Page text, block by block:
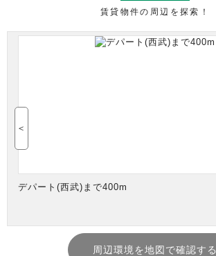
賃貸物件の周辺を探索！
デパート(西武)まで400m
＜
周辺環境を地図で確認する